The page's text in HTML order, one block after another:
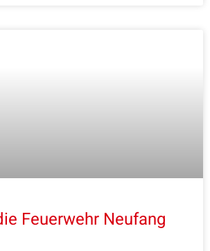
Feuerwehr Neufang